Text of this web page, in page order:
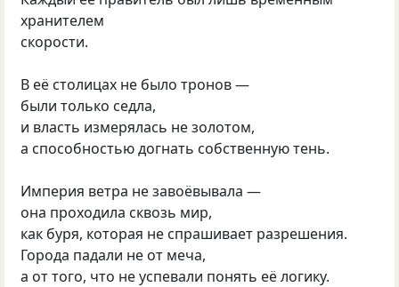
хранителем
скорости.
В её столицах не было тронов —
были только седла,
и власть измерялась не золотом,
а способностью догнать собственную тень.
Империя ветра не завоёвывала —
она проходила сквозь мир,
как буря, которая не спрашивает разрешения.
Города падали не от меча,
а от того, что не успевали понять её логику.